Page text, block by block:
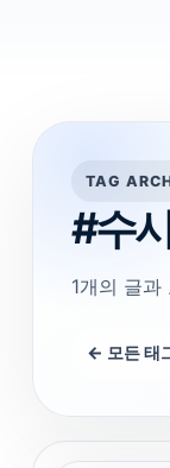
TAG
#수
1개의 글
← 모든 태